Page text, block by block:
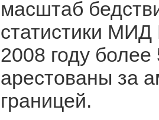
масштаб
статистики
2008 году
арестованы за
границей.